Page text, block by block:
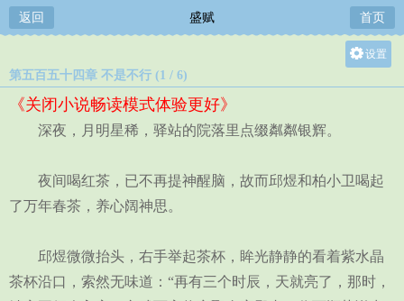
返回 盛赋 首页
设置
第五百五十四章 不是不行 (1 / 6)
《关闭小说畅读模式体验更好》
深夜，月明星稀，驿站的院落里点缀粼粼银辉。
夜间喝红茶，已不再提神醒脑，故而邱煜和柏小卫喝起
了万年春茶，养心阔神思。
邱煜微微抬头，右手举起茶杯，眸光静静的看着紫水晶
茶杯沿口，索然无味道：“再有三个时辰，天就亮了，那时，